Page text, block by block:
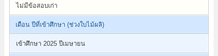
ไม่มีข้อสอบเก่า
เดือน ปีที่เข้าศึกษา (ช่วงใบไม้ผลิ)
เข้าศึกษา 2025 ปีเมษายน